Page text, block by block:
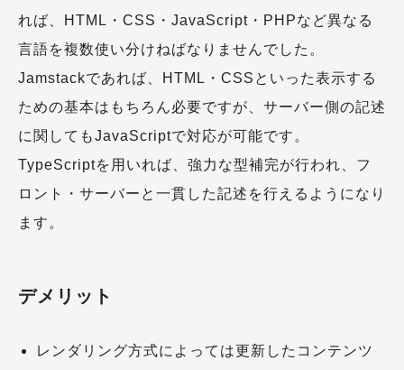
れば、HTML・CSS・JavaScript・PHPなど異なる
言語を複数使い分けねばなりませんでした。
Jamstackであれば、HTML・CSSといった表示する
ための基本はもちろん必要ですが、サーバー側の記述
に関してもJavaScriptで対応が可能です。
TypeScriptを用いれば、強力な型補完が行われ、フ
ロント・サーバーと一貫した記述を行えるようになり
ます。
デメリット
レンダリング方式によっては更新したコンテンツ